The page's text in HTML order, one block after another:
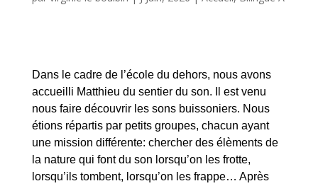
Dans le cadre de l’école du dehors, nous avons
accueilli Matthieu du sentier du son. Il est venu
nous faire découvrir les sons buissoniers. Nous
étions répartis par petits groupes, chacun ayant
une mission différente: chercher des élèments de
la nature qui font du son lorsqu’on les frotte,
lorsqu’ils tombent, lorsqu’on les frappe… Après